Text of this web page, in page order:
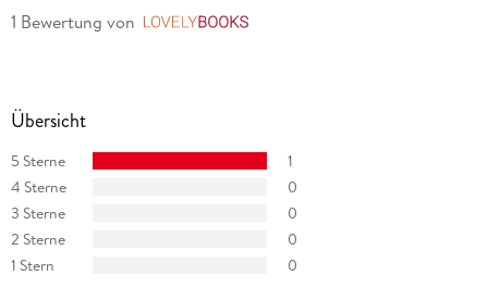
1 Bewertung von
Übersicht
5 Sterne
1
4 Sterne
0
3 Sterne
0
2 Sterne
0
1 Stern
0